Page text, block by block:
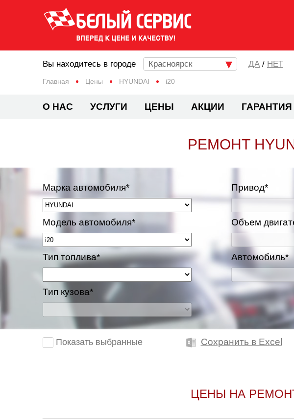
Главная Цены HYUNDAI i20
Вы находитесь в городе Красноярск / НЕТ
О НАС УСЛУГИ ЦЕНЫ АКЦИИ ГАРАНТИЯ
РЕМОНТ
Марка автомобиля*
Модель автомобиля*
Тип топлива*
Тип кузова*
Привод*
Объем
Автомобиль*
Показать выбранные Сохранить в Excel
ЦЕНЫ НА